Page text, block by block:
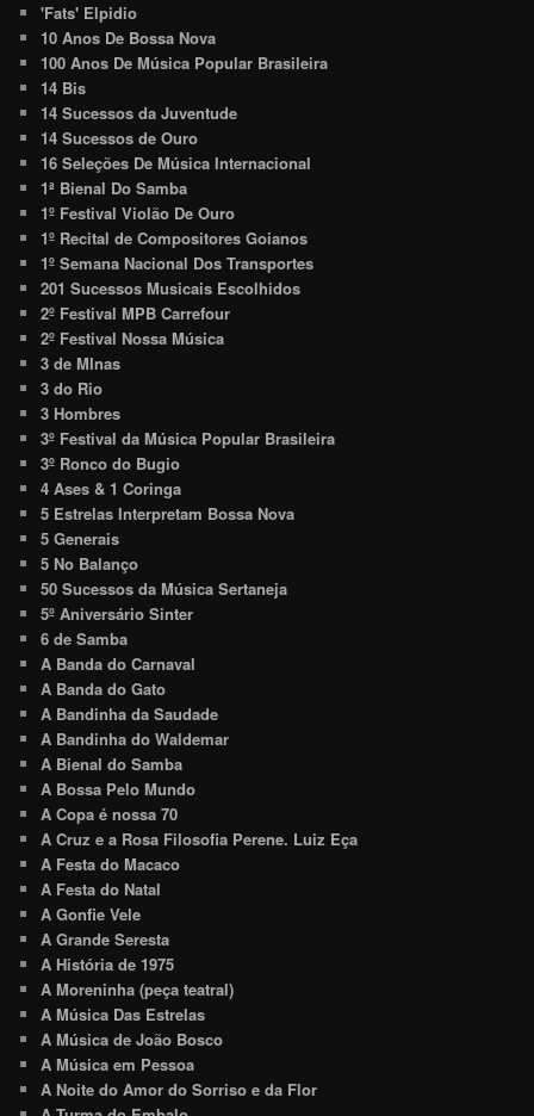
'Fats' Elpidio
10 Anos De Bossa Nova
100 Anos De Música Popular Brasileira
14 Bis
14 Sucessos da Juventude
14 Sucessos de Ouro
16 Seleções De Música Internacional
1ª Bienal Do Samba
1º Festival Violão De Ouro
1º Recital de Compositores Goianos
1º Semana Nacional Dos Transportes
201 Sucessos Musicais Escolhidos
2º Festival MPB Carrefour
2º Festival Nossa Música
3 de MInas
3 do Rio
3 Hombres
3º Festival da Música Popular Brasileira
3º Ronco do Bugio
4 Ases & 1 Coringa
5 Estrelas Interpretam Bossa Nova
5 Generais
5 No Balanço
50 Sucessos da Música Sertaneja
5º Aniversário Sinter
6 de Samba
A Banda do Carnaval
A Banda do Gato
A Bandinha da Saudade
A Bandinha do Waldemar
A Bienal do Samba
A Bossa Pelo Mundo
A Copa é nossa 70
A Cruz e a Rosa Filosofia Perene. Luiz Eça
A Festa do Macaco
A Festa do Natal
A Gonfie Vele
A Grande Seresta
A História de 1975
A Moreninha (peça teatral)
A Música Das Estrelas
A Música de João Bosco
A Música em Pessoa
A Noite do Amor do Sorriso e da Flor